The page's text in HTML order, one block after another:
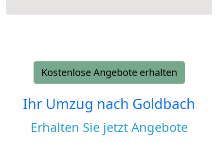
Kostenlose Angebote erhalten
Ihr Umzug nach Goldbach
Erhalten Sie jetzt Angebote